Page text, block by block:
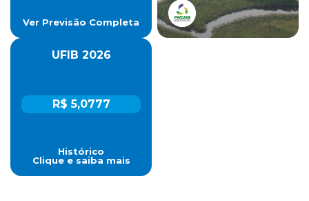
Ver Previsão Completa
UFIB 2026
R$ 5,0777
Histórico
Clique e saiba mais